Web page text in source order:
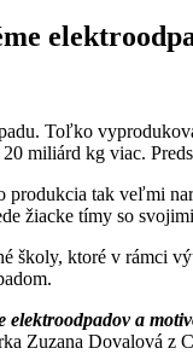
Toľko
miliárd kg viac.
produkcia tak veľmi
žiacke tímy so
školy, ktoré v rámci
elektroodpadov a
Zuzana Dovalová z